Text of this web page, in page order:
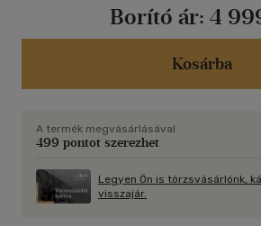
Öt nagyon különböző ember kap
megtalálták a DNS-párjukat.
találkozni fog az igaz szerelmével. De
Ez a lebilincselő regény bemutatja, hogy
legtökéletesebb felfedezéseknek is
következményei.
Borító ár: 4
Kosárba
A termék megvásárlásával
499 pontot szerezhet
Legyen Ön is törzsvásárlónk,
visszajár.